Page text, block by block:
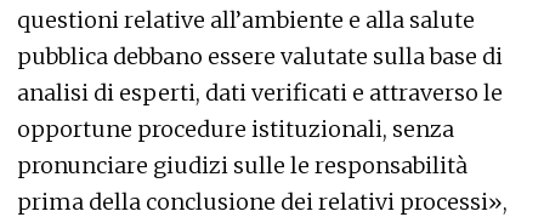
questioni relative all’ambiente e alla salute
pubblica debbano essere valutate sulla base di
analisi di esperti, dati verificati e attraverso le
opportune procedure istituzionali, senza
pronunciare giudizi sulle le responsabilità
prima della conclusione dei relativi processi»,